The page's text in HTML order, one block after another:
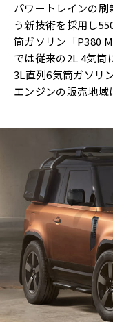
パワートレインの
う新技術を採用し
筒ガソリン「P380
では従来の2L 4気筒
3L直列6気筒ガソリ
エンジンの販売地域